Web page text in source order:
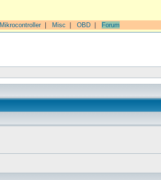
Mikrocontroller| Misc OBD Forum